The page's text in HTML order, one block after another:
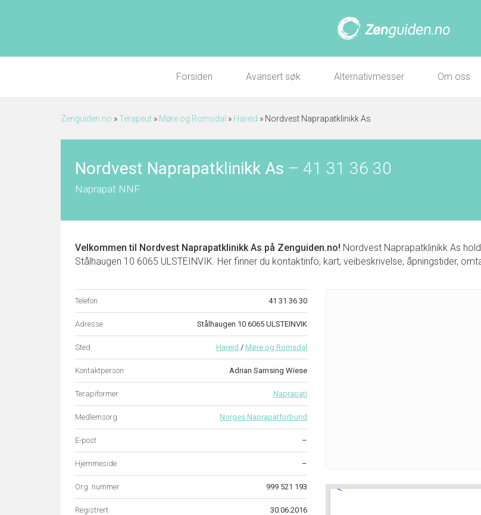
Forsiden Avansert søk Alternativmesser Om oss
Zenguiden.no »Terapeut » Møre og Romsdal » Hareid » Nordvest Naprapatklinikk As
Nordvest Naprapatklinikk As – 41 31 36 30
Naprapat NNF
Velkommen til Nordvest Naprapatklinikk As på Zenguiden.no! Nordvest Naprapatklinikk As
Stålhaugen 10 6065 ULSTEINVIK. Her finner du kontaktinfo, kart, veibeskrivelse, åpningstider,
Telefon 41 31 36 30
Adresse Stålhaugen 10 6065 ULSTEINVIK
Sted Hareid / Møre og Romsdal
Kontaktperson Adrian Samsing Wiese
Terapiformer Naprapati
Medlemsorg. Norges Naprapatforbund
E-post –
Hjemmeside –
Org. nummer 999 521 193
Registrert 30.06.2016